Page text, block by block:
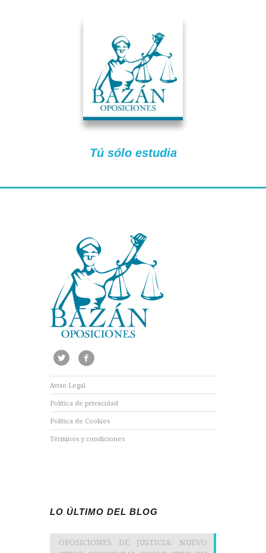
Tú sólo estudia
Aviso Legal
Política de privacidad
Política de Cookies
Términos y condiciones
LO ÚLTIMO DEL BLOG
OPOSICIONES DE JUSTICIA: NUEVO